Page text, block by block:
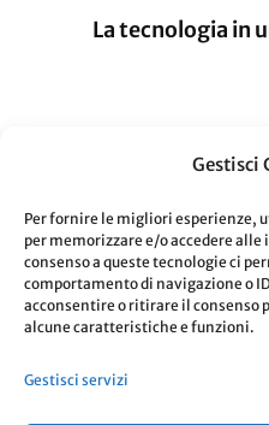
Gestisci
Per fornire le migliori esperienze,
per memorizzare e/o accedere
consenso a queste tecnologie ci
comportamento di navigazione o
acconsentire o ritirare il consenso
alcune caratteristiche e funzioni.
Gestisci servizi
La tecnologia in
LASCIA UN
commento.